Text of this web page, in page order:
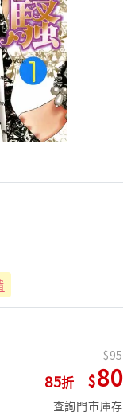
85
95
80
查詢門市庫存